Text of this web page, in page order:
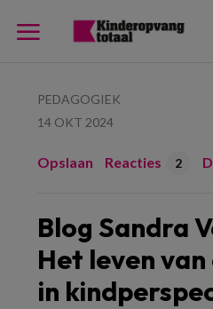
PEDAGOGIEK
14 OKT 2024
Opslaan Reacties 2
Blog Sandra
Het leven
in